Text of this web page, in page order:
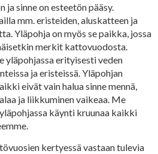
ja sinne on esteetön pääsy.
mm. eristeiden, aluskatteen ja
Yläpohja on myös se paikka, jossa
merkit kattovuodosta.
yläpohjassa erityisesti veden
ja eristeissä. Yläpohjan
eivät vain halua sinne mennä,
ja liikkuminen vaikeaa. Me
käynti kruunaa kaikki
kertyessä vastaan tulevia